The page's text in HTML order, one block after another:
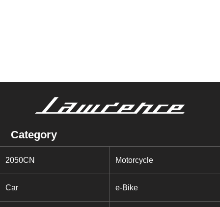
Category
2050CN Motorcycle
Car e-Bike